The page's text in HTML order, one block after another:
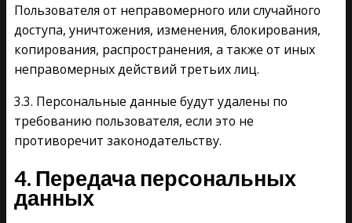
Пользователя от неправомерного или случайного
доступа, уничтожения, изменения, блокирования,
копирования, распространения, а также от иных
неправомерных действий третьих лиц.
3.3. Персональные данные будут удалены по
требованию пользователя, если это не
противоречит законодательству.
4. Передача персональных
данных